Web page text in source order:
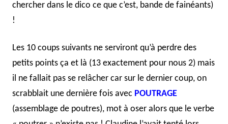
chercher dans le dico ce que c’est, bande de fainéants)
!
Les 10 coups suivants ne serviront qu’à perdre des
petits points ça et là (13 exactement pour nous 2) mais
il ne fallait pas se relâcher car sur le dernier coup, on
scrabblait une dernière fois avec POUTRAGE
(assemblage de poutres), mot à oser alors que le verbe